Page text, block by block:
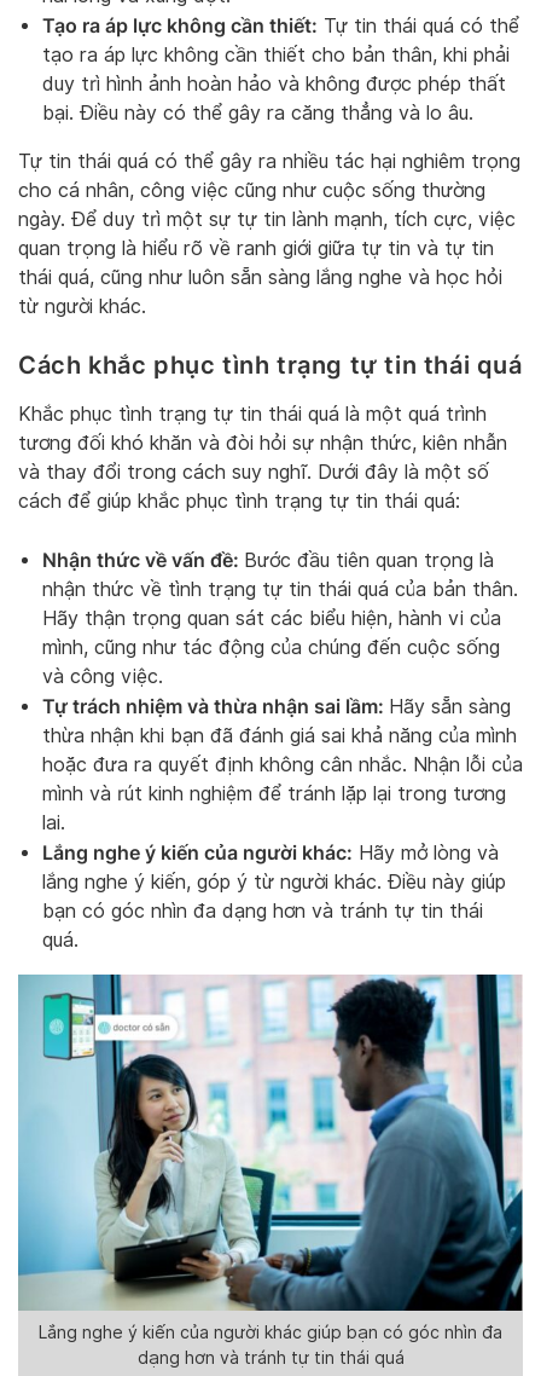
Tạo ra áp lực không cần thiết: Tự tin thái quá có thể
tạo ra áp lực không cần thiết cho bản thân, khi phải
duy trì hình ảnh hoàn hảo và không được phép thất
bại. Điều này có thể gây ra căng thẳng và lo âu.
Tự tin thái quá có thể gây ra nhiều tác hại nghiêm trọng
cho cá nhân, công việc cũng như cuộc sống thường
ngày. Để duy trì một sự tự tin lành mạnh, tích cực, việc
quan trọng là hiểu rõ về ranh giới giữa tự tin và tự tin
thái quá, cũng như luôn sẵn sàng lắng nghe và học hỏi
từ người khác.
Cách khắc phục tình trạng tự tin thái quá
Khắc phục tình trạng tự tin thái quá là một quá trình
tương đối khó khăn và đòi hỏi sự nhận thức, kiên nhẫn
và thay đổi trong cách suy nghĩ. Dưới đây là một số
cách để giúp khắc phục tình trạng tự tin thái quá:
Nhận thức về vấn đề: Bước đầu tiên quan trọng là
nhận thức về tình trạng tự tin thái quá của bản thân.
Hãy thận trọng quan sát các biểu hiện, hành vi của
mình, cũng như tác động của chúng đến cuộc sống
và công việc.
Tự trách nhiệm và thừa nhận sai lầm: Hãy sẵn sàng
thừa nhận khi bạn đã đánh giá sai khả năng của mình
hoặc đưa ra quyết định không cân nhắc. Nhận lỗi của
mình và rút kinh nghiệm để tránh lặp lại trong tương
lai.
Lắng nghe ý kiến của người khác: Hãy mở lòng và
lắng nghe ý kiến, góp ý từ người khác. Điều này giúp
bạn có góc nhìn đa dạng hơn và tránh tự tin thái
quá.
Lắng nghe ý kiến của người khác giúp bạn có góc nhìn đa
dạng hơn và tránh tự tin thái quá